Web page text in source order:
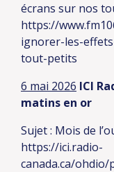
écrans sur nos
https://
ignorer-les-
tout-petits
6 mai 2026 ICI
matins en or
Sujet : Mois de
https://ici.radio-
canada.ca/